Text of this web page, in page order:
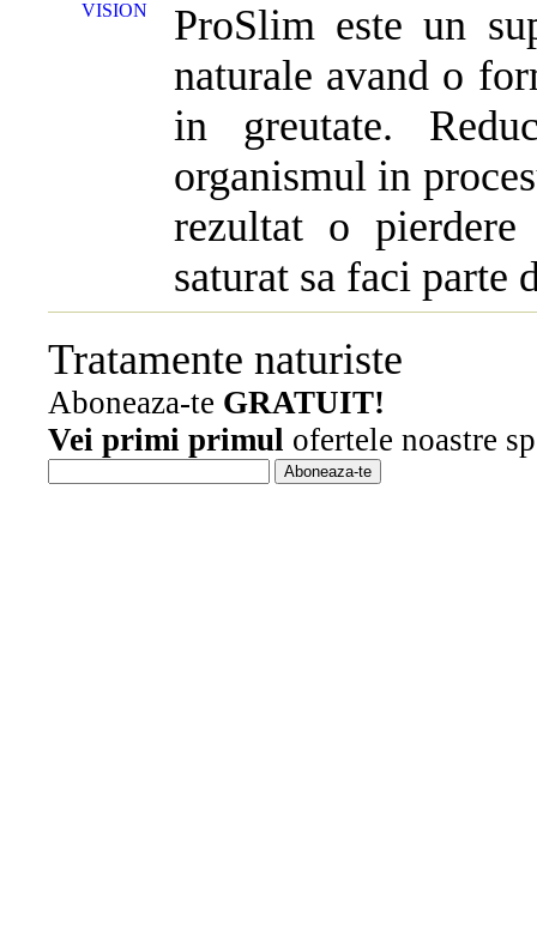
ProSlim este un
naturale avand o
in greutate.
organismul in
rezultat o
saturat sa faci parte
Tratamente naturiste
Aboneaza-te GRATUIT!
Vei primi primul ofertele noastre